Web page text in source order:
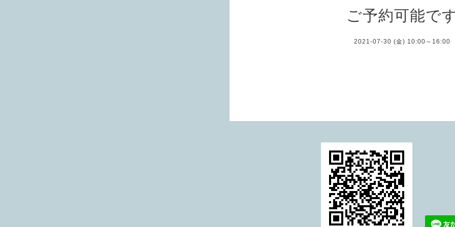
ご予約可能で
2021-07-30 (金) 10:00～16:00